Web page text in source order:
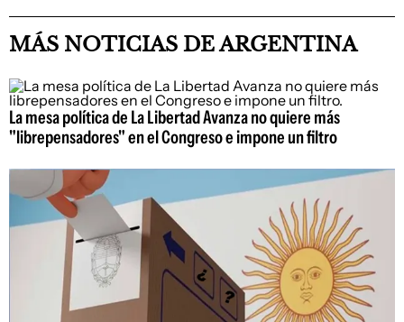
MÁS NOTICIAS DE ARGENTINA
La mesa política de La Libertad Avanza no quiere más
"librepensadores" en el Congreso e impone un filtro